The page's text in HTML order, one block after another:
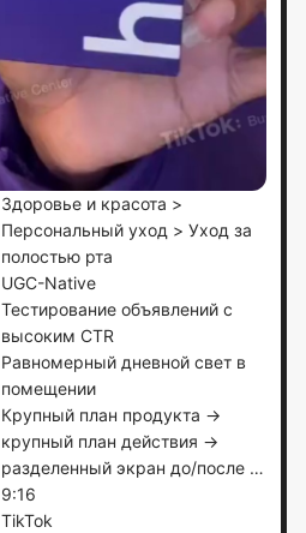
Здоровье и красота >
Персональный уход > Уход за
полостью рта
UGC-Native
Тестирование объявлений с
высоким CTR
Равномерный дневной свет в
помещении
Крупный план продукта →
крупный план действия →
разделенный экран до/после →
удержание продукта
9:16
TikTok